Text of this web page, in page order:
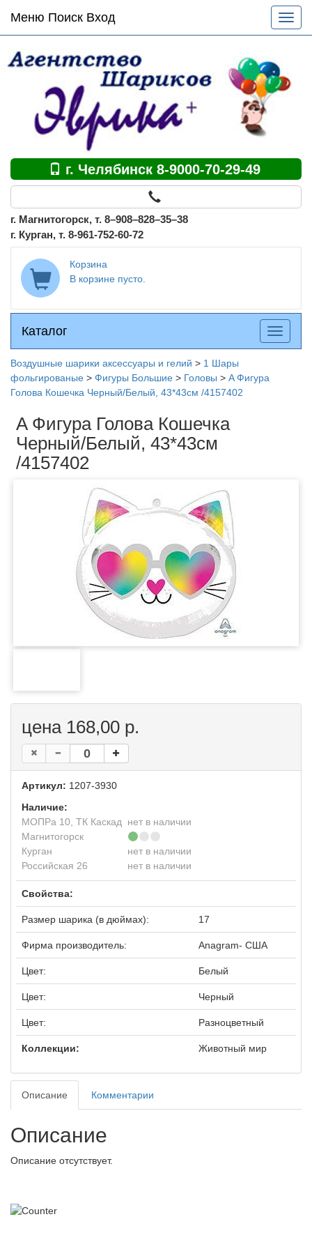
Основное
меню
по
Меню Поиск Вход
меню
г. Челябинск 8-9000-70-29-49
г. Магнитогорск, т. 8–908–828–35–38
г. Курган, т. 8-961-752-60-72
Корзина
В корзине пусто.
Каталог
Каталог
меню
Воздушные шарики аксессуары и гелий > 1 Шары
фольгированые > Фигуры Большие > Головы > A Фигура
Голова Кошечка Черный/Белый, 43*43см /4157402
A Фигура Голова Кошечка
Черный/Белый, 43*43см
/4157402
цена 168,00 р.
Артикул: 1207-3930
Наличие:
МОПРа 10, ТК Каскад
нет в наличии
Магнитогорск
Курган
нет в наличии
Российская 26
нет в наличии
Свойства:
Размер шарика (в дюймах): 17
Фирма производитель: Anagram- США
Цвет: Белый
Цвет: Черный
Цвет: Разноцветный
Коллекции: Животный мир
Описание Комментарии
Описание
Описание отсутствует.